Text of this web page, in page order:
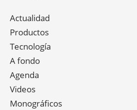
Actualidad
Productos
Tecnología
A fondo
Agenda
Videos
Monográficos